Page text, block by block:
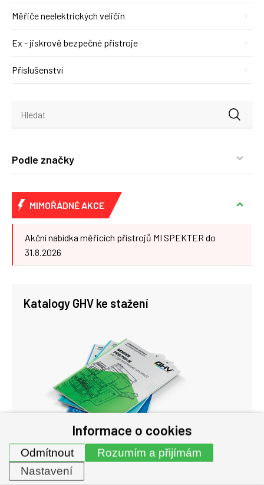
Měřiče neelektrických veličin
Ex - jiskrově bezpečné přístroje
Příslušenství
Podle značky
MIMOŘÁDNÉ AKCE
Akční nabídka měřicích přístrojů MI SPEKTER do
31.8.2026
Katalogy GHV ke stažení
Prohlédnout
Informace o cookies
Rozumím a přijímám
Odmítnout
Nastavení